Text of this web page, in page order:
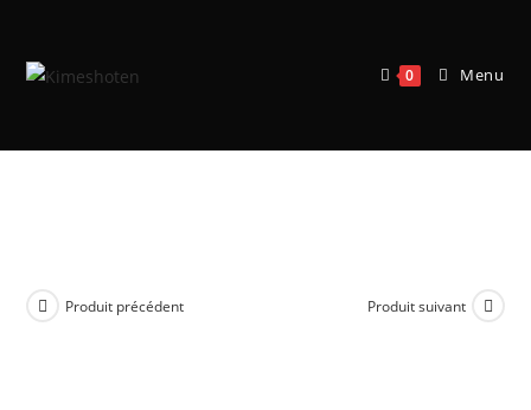
0 Menu
Produit précédent Produit suivant